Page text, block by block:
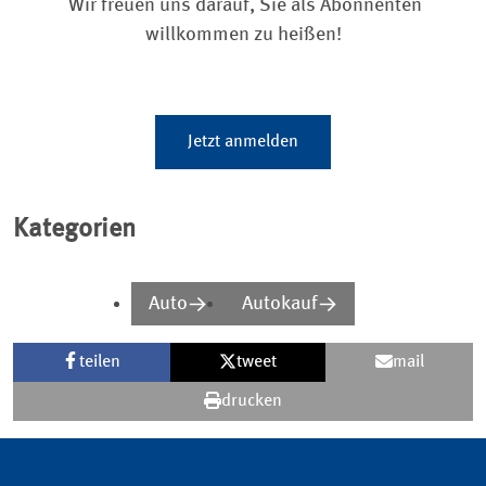
Wir freuen uns darauf, Sie als Abonnenten
willkommen zu heißen!
Jetzt anmelden
Kategorien
Auto Autokauf
teilen tweet mail
drucken